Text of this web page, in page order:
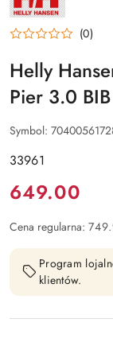
HELLY
HANSEN
(0)
Helly
Pier 3.0
Symbol:
33961
Cena:
649.00
Cena regularna:
Program
klientów.